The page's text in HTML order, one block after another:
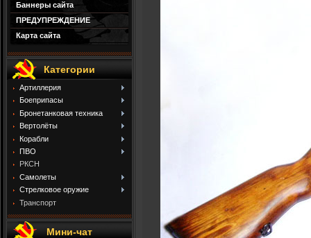
Баннеры сайта
ПРЕДУПРЕЖДЕНИЕ
Карта сайта
Категории
Артиллерия
Боеприпасы
Бронетанковая техника
Вертолёты
Корабли
ПВО
РКСН
Самолеты
Стрелковое оружие
Транспорт
Мини-чат